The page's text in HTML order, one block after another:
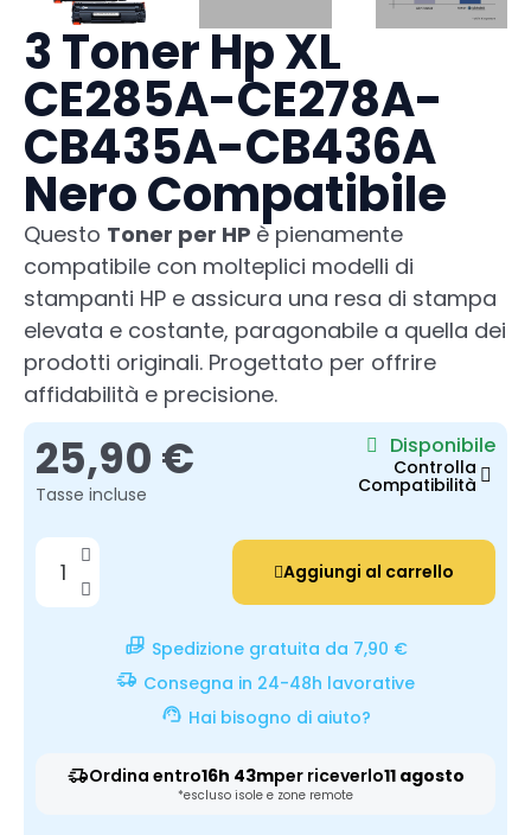
3 Toner Hp XL
CE285A-CE278A-
CB435A-CB436A
Nero Compatibile
Questo Toner per HP è pienamente
compatibile con molteplici modelli di
stampanti HP e assicura una resa di stampa
elevata e costante, paragonabile a quella dei
prodotti originali. Progettato per offrire
affidabilità e precisione.
25,90 €
Tasse incluse
Disponibile
Controlla
Compatibilità
Aggiungi al carrello
Spedizione gratuita da 7,90 €
Consegna in 24-48h lavorative
Hai bisogno di aiuto?
Ordina entro16h 43mper riceverlo11 agosto
*escluso isole e zone remote